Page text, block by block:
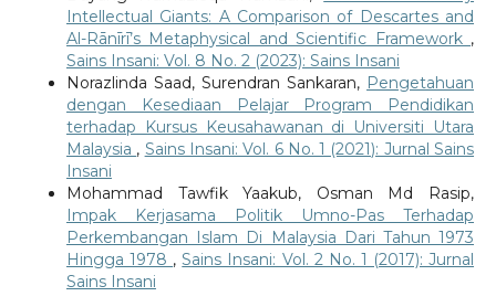
Intellectual Giants: A Comparison of Descartes and
Al-Rānīrī’s Metaphysical and Scientific Framework ,
Sains Insani: Vol. 8 No. 2 (2023): Sains Insani
Norazlinda Saad, Surendran Sankaran, Pengetahuan
dengan Kesediaan Pelajar Program Pendidikan
terhadap Kursus Keusahawanan di Universiti Utara
Malaysia , Sains Insani: Vol. 6 No. 1 (2021): Jurnal Sains
Insani
Mohammad Tawfik Yaakub, Osman Md Rasip,
Impak Kerjasama Politik Umno-Pas Terhadap
Perkembangan Islam Di Malaysia Dari Tahun 1973
Hingga 1978 ,Sains Insani: Vol. 2 No. 1 (2017): Jurnal
Sains Insani